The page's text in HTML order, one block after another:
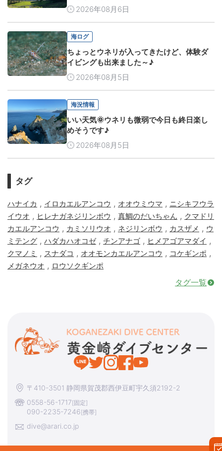
2026年08月6日
海ログ
ちょっとウネリが入ってきたけど、体験ダ
イビングも出来ました～♪
2026年08月5日
海況情報
いい天気🌞ウネリも微弱で今日も終日楽し
めそうです♪
2026年08月5日
タグ
ハナイカ , イロカエルアンコウ , オオウミウマ , ニシキフウラ
イウオ , ヒレナガネジリンボウ , 真鯛のだいちゃん , クマドリ
カエルアンコウ , カミソリウオ , ネジリンボウ , カスザメ , ウ
ミテング , ハダカハオコゼ, チンアナゴ , ヒメアゴアマダイ ,
クマノミ , スナダコ , オオモンカエルアンコウ , コケギンポ ,
メガネウオ , ロウソクギンポ
タグ一覧
〒410-3501 静岡県賀茂郡西伊豆町宇久須2192-2
0558-56-1717[固定]
090-2235-7246[携帯]
dive@arari.co.jp